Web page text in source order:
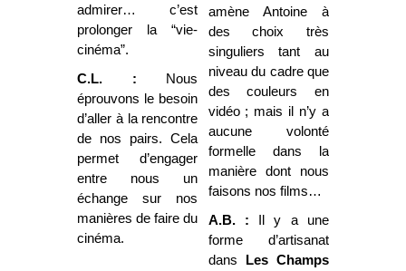
admirer… c’est
prolonger la “vie-
cinéma”.
C.L. : Nous
éprouvons le besoin
d’aller à la rencontre
de nos pairs. Cela
permet d’engager
entre nous un
échange sur nos
manières de faire du
cinéma.
amène Antoine à
des choix très
singuliers tant au
niveau du cadre que
des couleurs en
vidéo ; mais il n’y a
aucune volonté
formelle dans la
manière dont nous
faisons nos films…
A.B. : Il y a une
forme d’artisanat
dans Les Champs